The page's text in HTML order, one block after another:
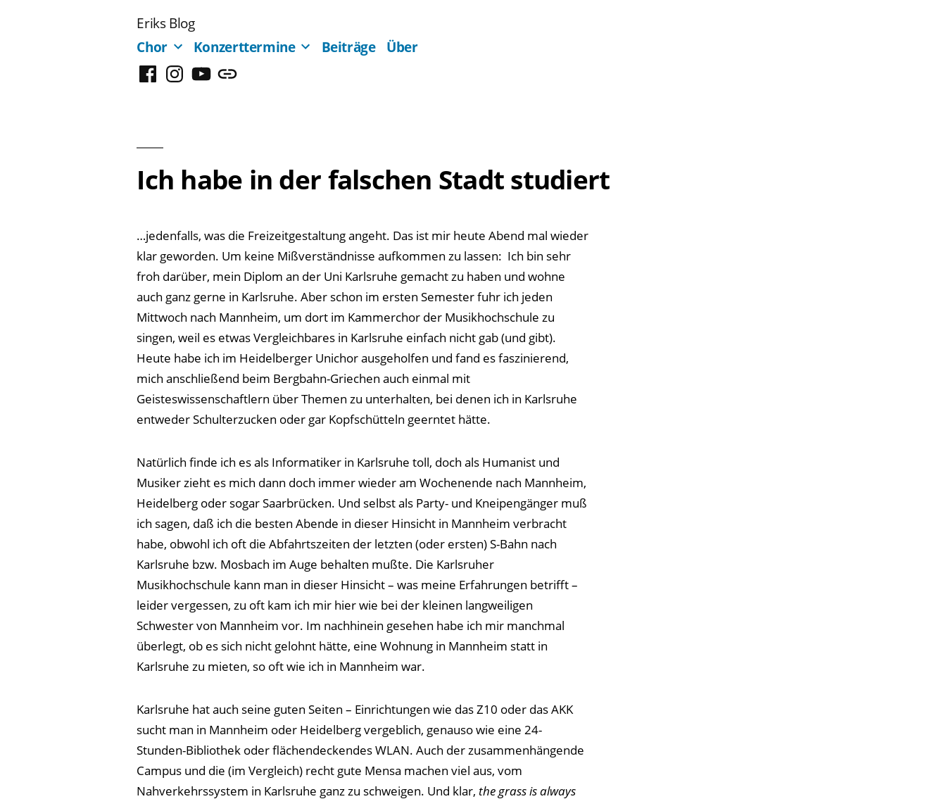
Eriks Blog
Chor
Konzerttermine Beiträge Über
FacebookInstagram
YouTubeMastodon
Ich habe in der falschen Stadt studiert
…jedenfalls, was die Freizeitgestaltung angeht. Das ist mir heute Abend mal wieder
klar geworden. Um keine Mißverständnisse aufkommen zu lassen: Ich bin sehr
froh darüber, mein Diplom an der Uni Karlsruhe gemacht zu haben und wohne
auch ganz gerne in Karlsruhe. Aber schon im ersten Semester fuhr ich jeden
Mittwoch nach Mannheim, um dort im Kammerchor der Musikhochschule zu
singen, weil es etwas Vergleichbares in Karlsruhe einfach nicht gab (und gibt).
Heute habe ich im Heidelberger Unichor ausgeholfen und fand es faszinierend,
mich anschließend beim Bergbahn-Griechen auch einmal mit
Geisteswissenschaftlern über Themen zu unterhalten, bei denen ich in Karlsruhe
entweder Schulterzucken oder gar Kopfschütteln geerntet hätte.
Natürlich finde ich es als Informatiker in Karlsruhe toll, doch als Humanist und
Musiker zieht es mich dann doch immer wieder am Wochenende nach Mannheim,
Heidelberg oder sogar Saarbrücken. Und selbst als Party- und Kneipengänger muß
ich sagen, daß ich die besten Abende in dieser Hinsicht in Mannheim verbracht
habe, obwohl ich oft die Abfahrtszeiten der letzten (oder ersten) S-Bahn nach
Karlsruhe bzw. Mosbach im Auge behalten mußte. Die Karlsruher
Musikhochschule kann man in dieser Hinsicht – was meine Erfahrungen betrifft –
leider vergessen, zu oft kam ich mir hier wie bei der kleinen langweiligen
Schwester von Mannheim vor. Im nachhinein gesehen habe ich mir manchmal
überlegt, ob es sich nicht gelohnt hätte, eine Wohnung in Mannheim statt in
Karlsruhe zu mieten, so oft wie ich in Mannheim war.
Karlsruhe hat auch seine guten Seiten – Einrichtungen wie das Z10 oder das AKK
sucht man in Mannheim oder Heidelberg vergeblich, genauso wie eine 24-
Stunden-Bibliothek oder flächendeckendes WLAN. Auch der zusammenhängende
Campus und die (im Vergleich) recht gute Mensa machen viel aus, vom
Nahverkehrssystem in Karlsruhe ganz zu schweigen. Und klar,the grass is always